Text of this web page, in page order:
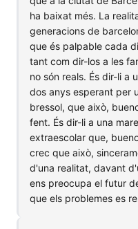
ha baixat més. La
generacions de
que és palpable cada
tant com dir-los a les
no són reals. És dir-li a
dos anys esperant per
bressol, que això,
fent. És dir-li a una
extraescolar que,
crec que això,
d'una realitat, davant
ens preocupa el futur
que els problemes es